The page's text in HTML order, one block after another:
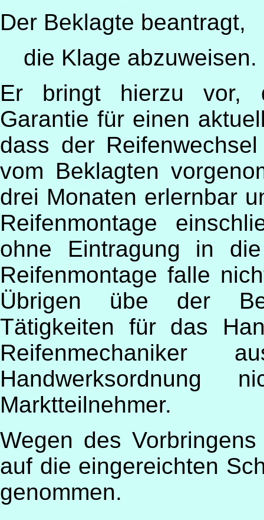
Der Beklagte beantragt,
die Klage abzuweisen.
Er bringt hierzu vor,
Garantie für einen
dass der
vom Beklagten
drei Monaten erlernbar
Reifenmontage
ohne Eintragung in
Reifenmontage falle
Übrigen übe der
Tätigkeiten für das
Marktteilnehmer.
Wegen des
auf die eingereichten
genommen.